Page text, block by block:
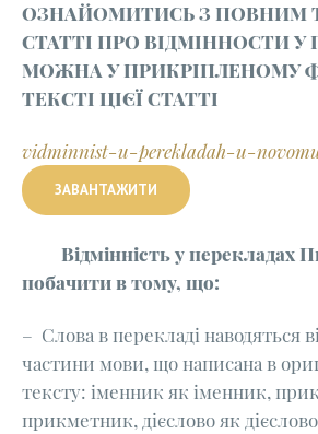
ОЗНАЙОМИТИСЬ З ПОВНИМ
СТАТТІ ПРО ВІДМІННОСТИ У
МОЖНА У ПРИКРІПЛЕНОМУ
ТЕКСТІ ЦІЄЇ СТАТТІ
vidminnist-u-perekladah-u-
ЗАВАНТАЖИТИ
Відмінність у перекладах
побачити в тому, що:
– Слова в перекладі наводяться
частини мови, що написана в
тексту: іменник як іменник,
прикметник, дієслово як